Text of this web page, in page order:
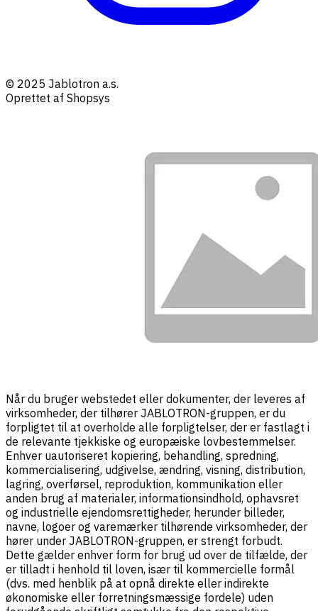
© 2025 Jablotron a.s.
Oprettet af Shopsys
Når du bruger webstedet eller dokumenter, der leveres af
virksomheder, der tilhører JABLOTRON-gruppen, er du
forpligtet til at overholde alle forpligtelser, der er fastlagt i
de relevante tjekkiske og europæiske lovbestemmelser.
Enhver uautoriseret kopiering, behandling, spredning,
kommercialisering, udgivelse, ændring, visning, distribution,
lagring, overførsel, reproduktion, kommunikation eller
anden brug af materialer, informationsindhold, ophavsret
og industrielle ejendomsrettigheder, herunder billeder,
navne, logoer og varemærker tilhørende virksomheder, der
hører under JABLOTRON-gruppen, er strengt forbudt.
Dette gælder enhver form for brug ud over de tilfælde, der
er tilladt i henhold til loven, især til kommercielle formål
(dvs. med henblik på at opnå direkte eller indirekte
økonomiske eller forretningsmæssige fordele) uden